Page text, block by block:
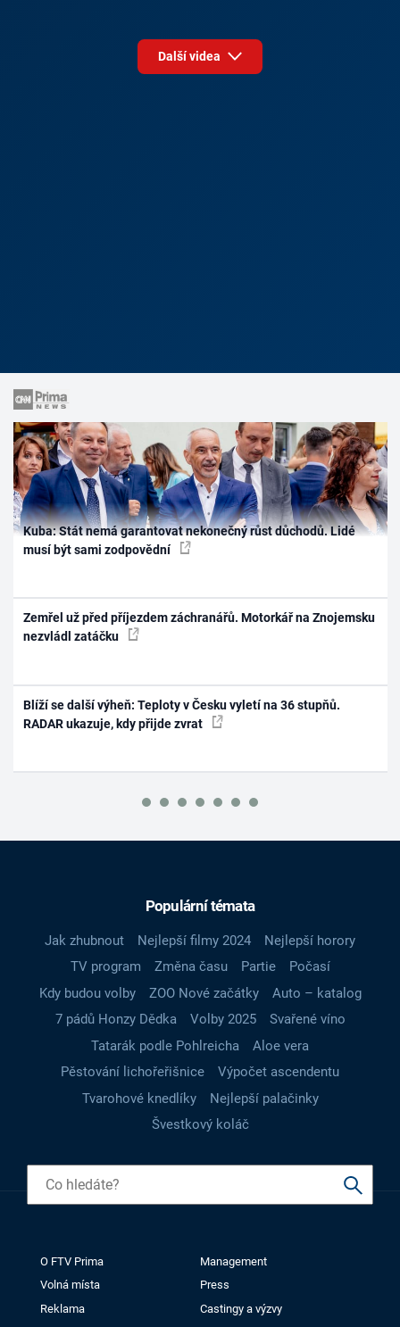
Další videa
Kuba: Stát nemá garantovat nekonečný růst důchodů. Lidé
musí být sami zodpovědní
Zemřel už před příjezdem záchranářů. Motorkář na Znojemsku
nezvládl zatáčku
Blíží se další výheň: Teploty v Česku vyletí na 36 stupňů.
RADAR ukazuje, kdy přijde zvrat
Populární témata
Jak zhubnout Nejlepší filmy 2024
Nejlepší horory
TV program
Změna času Partie
Počasí
Kdy budou volby
ZOO Nové začátky
Auto – katalog
7 pádů Honzy Dědka
Volby 2025
Svařené víno
Tatarák podle Pohlreicha
Aloe vera
Pěstování lichořeřišnice
Výpočet ascendentu
Tvarohové knedlíky
Nejlepší palačinky
Švestkový koláč
O FTV Prima
Management
Volná místa
Press
Reklama
Castingy a výzvy